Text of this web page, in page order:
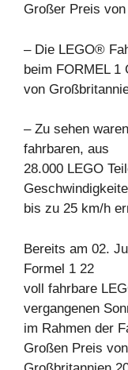
Großer Preis
– Die LEGO®
beim FORMEL 1
von
– Zu sehen
fahrbaren, aus
28.000 LEGO
bis zu 25 km/h
Bereits am 02.
Formel 1 22
voll fahrbare
vergangenen
im Rahmen der
Großen Preis von